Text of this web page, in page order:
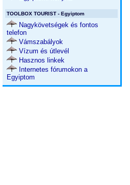
TOOLBOX TOURIST - Egyiptom
Nagykövetségek és fontos
telefon
Vámszabályok
Vízum és útlevél
Hasznos linkek
Internetes fórumokon a
Egyiptom